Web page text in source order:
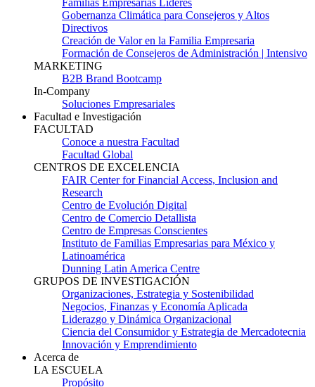
Familias Empresarias Líderes
Gobernanza Climática para Consejeros y Altos
Directivos
Creación de Valor en la Familia Empresaria
Formación de Consejeros de Administración | Intensivo
MARKETING
B2B Brand Bootcamp
In-Company
Soluciones Empresariales
Facultad e Investigación
FACULTAD
Conoce a nuestra Facultad
Facultad Global
CENTROS DE EXCELENCIA
FAIR Center for Financial Access, Inclusion and
Research
Centro de Evolución Digital
Centro de Comercio Detallista
Centro de Empresas Conscientes
Instituto de Familias Empresarias para México y
Latinoamérica
Dunning Latin America Centre
GRUPOS DE INVESTIGACIÓN
Organizaciones, Estrategia y Sostenibilidad
Negocios, Finanzas y Economía Aplicada
Liderazgo y Dinámica Organizacional
Ciencia del Consumidor y Estrategia de Mercadotecnia
Innovación y Emprendimiento
Acerca de
LA ESCUELA
Propósito